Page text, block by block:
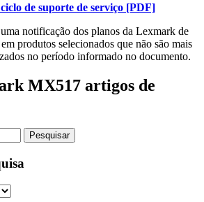
de suporte de serviço [PDF]
notificação dos planos da Lexmark de
produtos selecionados que não são mais
no período informado no documento.
MX517 artigos de
Pesquisar